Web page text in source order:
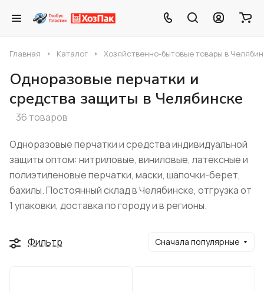
Главная Каталог Хозяйственно-бытовые товары в
Одноразовые перчатки и
средства защиты в Челябинске
36 товаров
Одноразовые перчатки и средства индивидуальной
защиты оптом: нитриловые, виниловые, латексные и
полиэтиленовые перчатки, маски, шапочки-берет,
бахилы. Постоянный склад в Челябинске, отгрузка от
1 упаковки, доставка по городу и в регионы.
Фильтр Сначала популярные